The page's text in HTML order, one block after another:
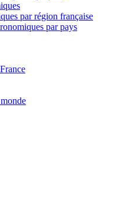
par région française
par pays